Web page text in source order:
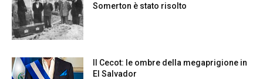
Somerton è stato risolto
Il Cecot: le ombre della megaprigione in
El Salvador